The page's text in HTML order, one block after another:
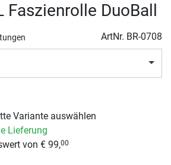
Faszienrolle DuoBall
ArtNr. BR-0708
Variante auswählen
Lieferung
von € 99,00